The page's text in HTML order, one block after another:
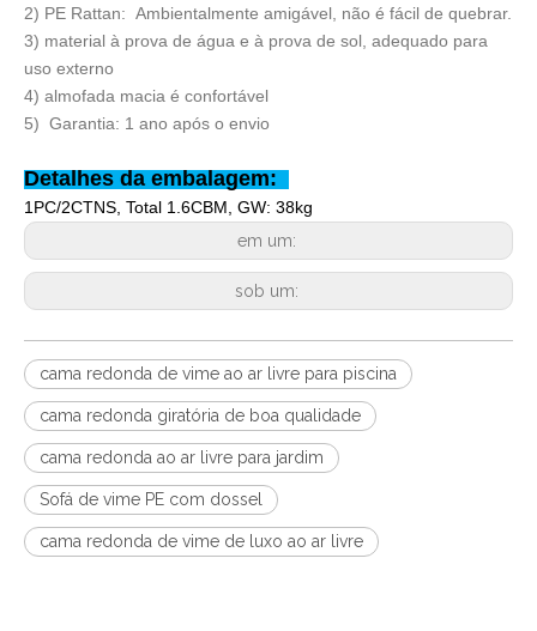
2) PE Rattan: Ambientalmente amigável, não é fácil de quebrar.
3) material à prova de água e à prova de sol, adequado para
uso externo
4) almofada macia é confortável
5) Garantia: 1 ano após o envio
Detalhes da embalagem:
1PC/2CTNS, Total 1.6CBM, GW: 38kg
em um:
sob um:
cama redonda de vime ao ar livre para piscina
cama redonda giratória de boa qualidade
cama redonda ao ar livre para jardim
Sofá de vime PE com dossel
cama redonda de vime de luxo ao ar livre